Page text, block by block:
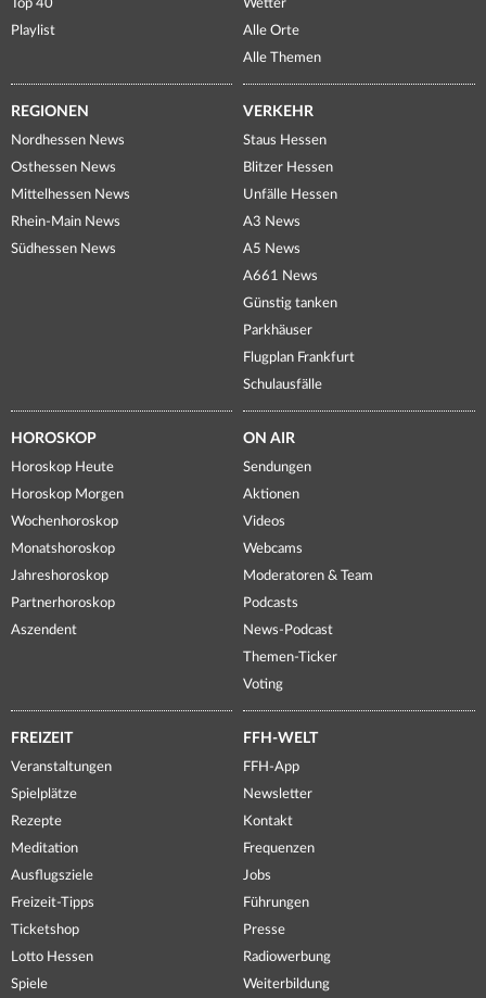
Top 40
Playlist
Wetter
Alle Orte
Alle Themen
REGIONEN
Nordhessen News
Osthessen News
Mittelhessen News
Rhein-Main News
Südhessen News
VERKEHR
Staus Hessen
Blitzer Hessen
Unfälle Hessen
A3 News
A5 News
A661 News
Günstig tanken
Parkhäuser
Flugplan Frankfurt
Schulausfälle
HOROSKOP
Horoskop Heute
Horoskop Morgen
Wochenhoroskop
Monatshoroskop
Jahreshoroskop
Partnerhoroskop
Aszendent
ON AIR
Sendungen
Aktionen
Videos
Webcams
Moderatoren & Team
Podcasts
News-Podcast
Themen-Ticker
Voting
FREIZEIT
Veranstaltungen
Spielplätze
Rezepte
Meditation
Ausflugsziele
Freizeit-Tipps
Ticketshop
Lotto Hessen
Spiele
FFH-WELT
FFH-App
Newsletter
Kontakt
Frequenzen
Jobs
Führungen
Presse
Radiowerbung
Weiterbildung